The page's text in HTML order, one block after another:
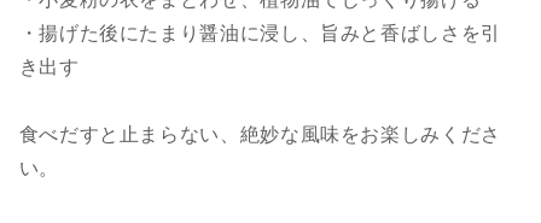
・揚げた後にたまり醤油に浸し、旨みと香ばしさを引
き出す
食べだすと止まらない、絶妙な風味をお楽しみくださ
い。